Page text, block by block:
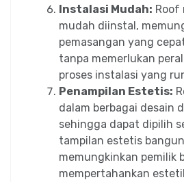
Instalasi Mudah: Roof
mudah diinstal,
pemasangan yang
tanpa memerlukan
proses instalasi yang
Penampilan Estetis:
dalam berbagai desain
sehingga dapat dipilih
tampilan estetis
memungkinkan pemilik
mempertahankan